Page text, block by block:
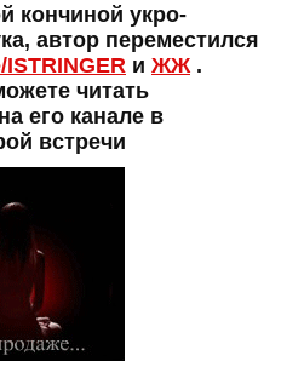
кончиной укро-
автор переместился
и ЖЖ .
читать
его канале в
встречи